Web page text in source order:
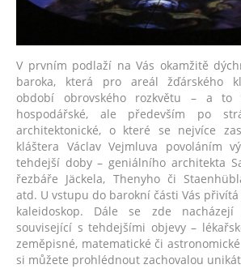
V prvním podlaží na Vás okamžitě
baroka, která pro areál žďárského
období obrovského rozkvětu – a to
hospodářské, ale především po
architektonické, o které se nejvíce
kláštera Václav Vejmluva povoláním
tehdejší doby – geniálního architekta
řezbáře Jäckela, Thenyho či
atd. U vstupu do barokní části Vás
kaleidoskop. Dále se zde nacházejí
související s tehdejšími objevy –
zeměpisné, matematické či
si můžete prohlédnout zachovalou